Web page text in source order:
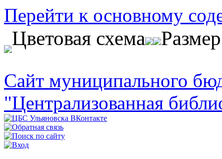
Перейти к основному
Цветовая схема
Сайт муниципального
"Централизованная